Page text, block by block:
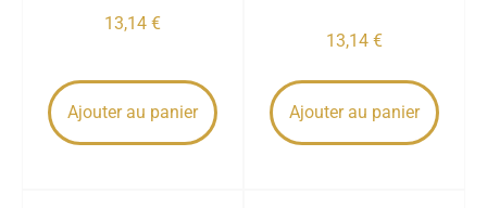
13,14 €
Ajouter au panier
13,14 €
Ajouter au panier